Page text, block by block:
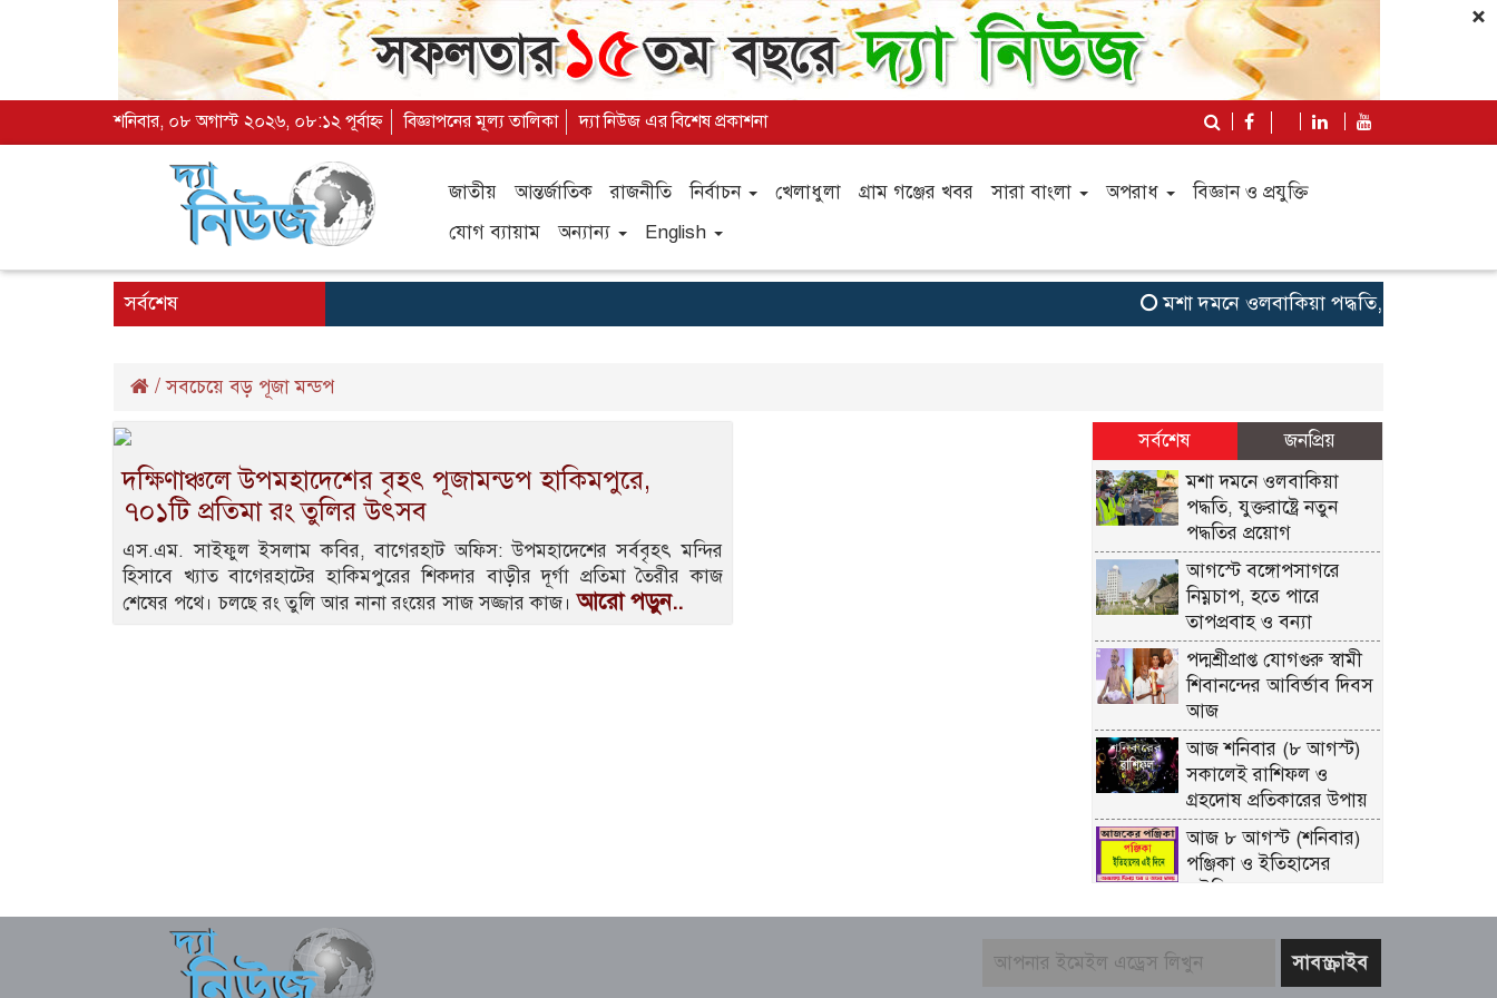
×
শনিবার, ০৮ অগাস্ট ২০২৬, ০৮:১২ পূর্বাহ্ন বিজ্ঞাপনের মূল্য তালিকা দ্যা নিউজ এর বিশেষ প্রকাশনা
জাতীয় আন্তর্জাতিক রাজনীতি নির্বাচন খেলাধুলা গ্রাম গঞ্জের খবর সারা বাংলা অপরাধ
বিজ্ঞান ও প্রযুক্তি
যোগ ব্যায়াম
অন্যান্য English
সর্বশেষ মশা দমনে ওলবাকিয়া পদ্ধতি, যুক্তরাষ্ট্রে নতুন
/সবচেয়ে বড় পূজা মন্ডপ
দক্ষিণাঞ্চলে উপমহাদেশের বৃহৎ পূজামন্ডপ হাকিমপুরে,
৭০১টি প্রতিমা রং তুলির উৎসব
এস.এম. সাইফুল ইসলাম কবির, বাগেরহাট অফিস: উপমহাদেশের সর্ববৃহৎ মন্দির
হিসাবে খ্যাত বাগেরহাটের হাকিমপুরের শিকদার বাড়ীর দূর্গা প্রতিমা তৈরীর কাজ
শেষের পথে। চলছে রং তুলি আর নানা রংয়ের সাজ সজ্জার কাজ।আরো পড়ুন..
সর্বশেষ
জনপ্রিয়
মশা দমনে ওলবাকিয়া
পদ্ধতি, যুক্তরাষ্ট্রে নতুন
পদ্ধতির প্রয়োগ
আগস্টে বঙ্গোপসাগরে
নিম্নচাপ, হতে পারে
তাপপ্রবাহ ও বন্যা
পদ্মশ্রীপ্রাপ্ত যোগগুরু স্বামী
শিবানন্দের আবির্ভাব দিবস
আজ
আজ শনিবার (৮ আগস্ট)
সকালেই রাশিফল ও
গ্রহদোষ প্রতিকারের উপায়
আজ ৮ আগস্ট (শনিবার)
পঞ্জিকা ও ইতিহাসের
এইদিনে
পাচারের চেষ্টা,আটক
গাজীপুরের তরুণী